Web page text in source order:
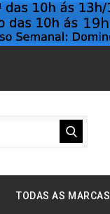
TODAS AS MARCAS